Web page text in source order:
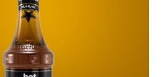
CARRITO /